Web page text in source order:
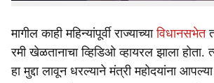
मागील काही महिन्यांपूर्वी राज्याच्याविधानसभेत
रमी खेळतानाचा व्हिडिओ व्हायरल झाला होता.
हा मुद्दा लावून धरल्याने मंत्री महोदयांना आपल्या